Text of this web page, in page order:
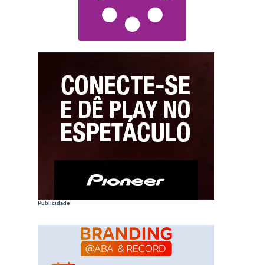
Publicidade